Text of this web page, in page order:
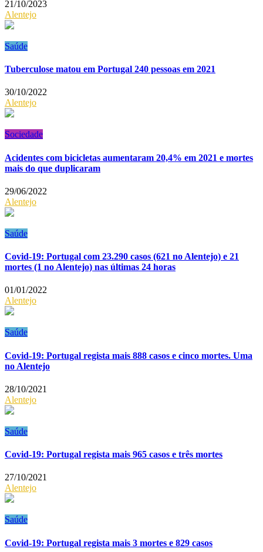
21/10/2023
Alentejo
Saúde
Tuberculose matou em Portugal 240 pessoas em 2021
30/10/2022
Alentejo
Sociedade
Acidentes com bicicletas aumentaram 20,4% em 2021 e mortes
mais do que duplicaram
29/06/2022
Alentejo
Saúde
Covid-19: Portugal com 23.290 casos (621 no Alentejo) e 21
mortes (1 no Alentejo) nas últimas 24 horas
01/01/2022
Alentejo
Saúde
Covid-19: Portugal regista mais 888 casos e cinco mortes. Uma
no Alentejo
28/10/2021
Alentejo
Saúde
Covid-19: Portugal regista mais 965 casos e três mortes
27/10/2021
Alentejo
Saúde
Covid-19: Portugal regista mais 3 mortes e 829 casos